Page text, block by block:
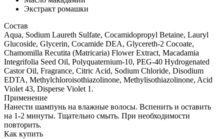
Экстракт ромашки
Состав
Aqua, Sodium Laureth Sulfate, Cocamidopropyl Betaine, Lauryl
Glucoside, Glycerin, Cocamide DEA, Glycereth-2 Cocoate,
Chamomilla Recutita (Matricaria) Flower Extract, Macadamia
Integrifolia Seed Oil, Polyquaternium-10, PEG-40 Hydrogenated
Castor Oil, Fragrance, Citric Acid, Sodium Chloride, Disodium
EDTA, Methylchloroisothiazolinone, Methylisothiazolinone, Acid
Violet 43, Disperse Violet 1.
Применение
Нанести шампунь на влажные волосы. Вспенить и оставить
на 1-2 минуты. Тщательно смыть. При необходимости
повторить.
Как купить